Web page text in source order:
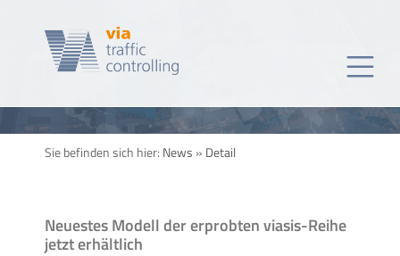
Sie befinden sich hier: News » Detail
Neuestes Modell der erprobten viasis-Reihe
jetzt erhältlich